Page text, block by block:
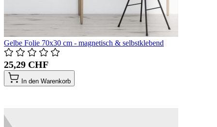
Gelbe Folie 70x30 cm - magnetisch & selbstklebend
25,29 CHF
In den Warenkorb